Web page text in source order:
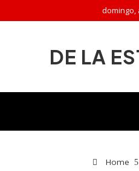
domingo,
DE LA
Home